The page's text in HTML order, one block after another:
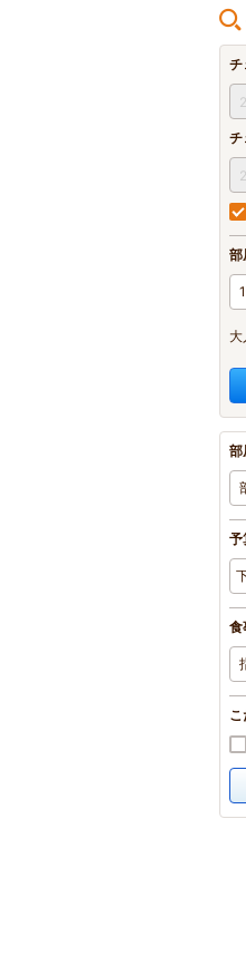
チ
チ
部
大
部
予
食
こ